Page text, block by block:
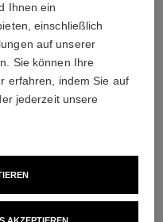
la crème main
Ihnen ein
einschließlich
auf unserer
Sie können Ihre
erfahren, indem Sie auf
jederzeit unsere